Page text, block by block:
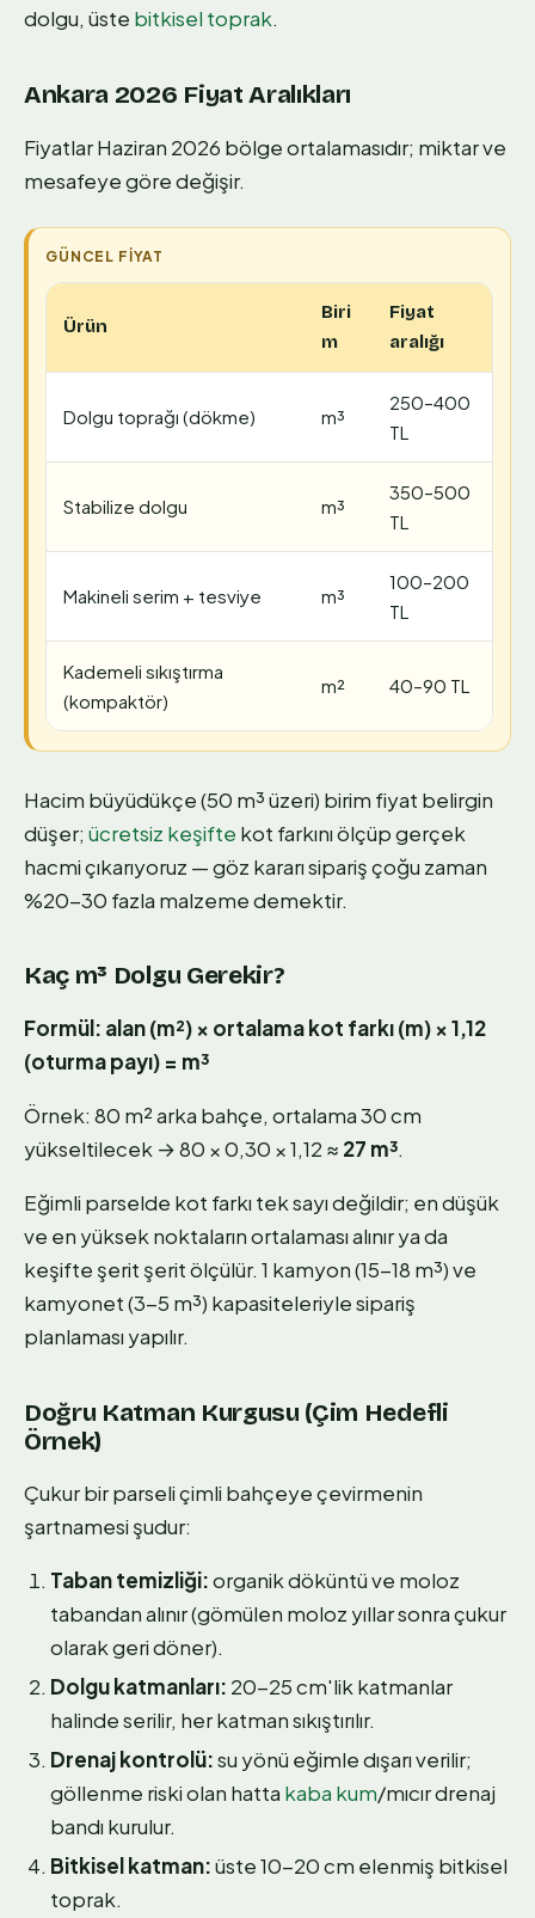
dolgu, üste bitkisel toprak.
Ankara 2026 Fiyat Aralıkları
Fiyatlar Haziran 2026 bölge ortalamasıdır; miktar ve
mesafeye göre değişir.
Ürün
Biri
m
Fiyat
aralığı
Dolgu toprağı (dökme) m³
250–400
TL
Stabilize dolgu m³
350–500
TL
Makineli serim + tesviye m³
100–200
TL
Kademeli sıkıştırma
(kompaktör)
m² 40–90 TL
Hacim büyüdükçe (50 m³ üzeri) birim fiyat belirgin
düşer; ücretsiz keşifte kot farkını ölçüp gerçek
hacmi çıkarıyoruz — göz kararı sipariş çoğu zaman
%20-30 fazla malzeme demektir.
Kaç m³ Dolgu Gerekir?
Formül: alan (m²) × ortalama kot farkı (m) × 1,12
(oturma payı) = m³
Örnek: 80 m² arka bahçe, ortalama 30 cm
yükseltilecek → 80 × 0,30 × 1,12 ≈ 27 m³.
Eğimli parselde kot farkı tek sayı değildir; en düşük
ve en yüksek noktaların ortalaması alınır ya da
keşifte şerit şerit ölçülür. 1 kamyon (15-18 m³) ve
kamyonet (3-5 m³) kapasiteleriyle sipariş
planlaması yapılır.
Doğru Katman Kurgusu (Çim Hedefli
Örnek)
Çukur bir parseli çimli bahçeye çevirmenin
şartnamesi şudur:
Taban temizliği:organik döküntü ve moloz
tabandan alınır (gömülen moloz yıllar sonra çukur
olarak geri döner).
Dolgu katmanları: 20-25 cm'lik katmanlar
halinde serilir, her katman sıkıştırılır.
Drenaj kontrolü:su yönü eğimle dışarı verilir;
göllenme riski olan hatta kaba kum/mıcır drenaj
bandı kurulur.
Bitkisel katman:üste 10-20 cm elenmiş bitkisel
toprak.